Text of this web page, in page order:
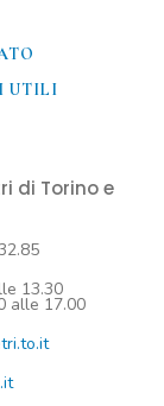
UTILI​
di Torino e
13.30
alle 17.00